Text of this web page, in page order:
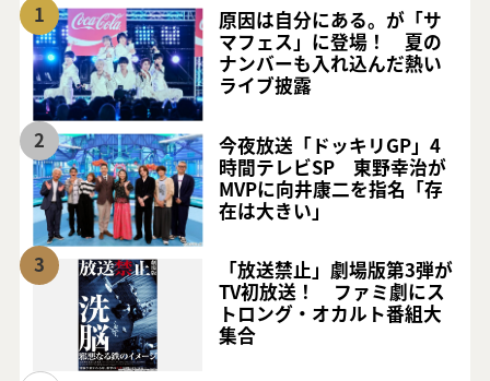
1
原因は自分にある。が「サ
マフェス」に登場！ 夏の
ナンバーも入れ込んだ熱い
ライブ披露
2
今夜放送「ドッキリGP」4
時間テレビSP 東野幸治が
MVPに向井康二を指名「存
在は大きい」
3
「放送禁止」劇場版第3弾が
TV初放送！ ファミ劇にス
トロング・オカルト番組大
集合